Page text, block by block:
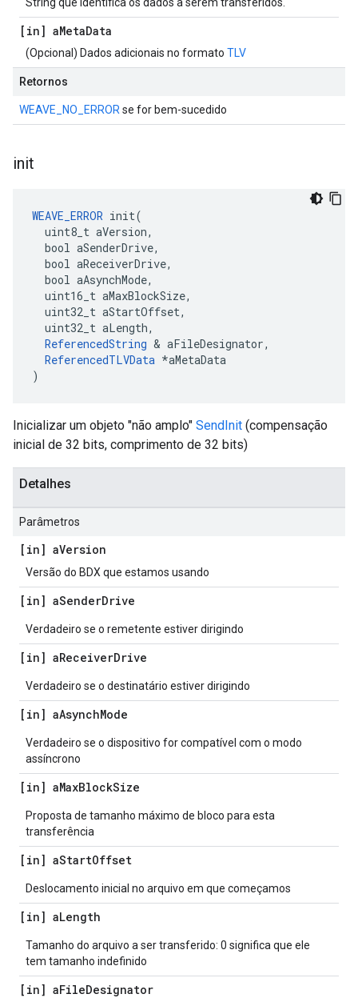
[in] aMetaData
(Opcional) Dados adicionais no formato TLV
Retornos
WEAVE_NO_ERROR se for bem-sucedido
init
WEAVE_ERROR init(
  uint8_t aVersion,
  bool aSenderDrive,
  bool aReceiverDrive,
  bool aAsynchMode,
  uint16_t aMaxBlockSize,
  uint32_t aStartOffset,
  uint32_t aLength,
ReferencedString & aFileDesignator,
ReferencedTLVData *aMetaData
)
Inicializar um objeto "não amplo" SendInit (compensação
inicial de 32 bits, comprimento de 32 bits)
Detalhes
Parâmetros
[in] aVersion
Versão do BDX que estamos usando
[in] aSenderDrive
Verdadeiro se o remetente estiver dirigindo
[in] aReceiverDrive
Verdadeiro se o destinatário estiver dirigindo
[in] aAsynchMode
Verdadeiro se o dispositivo for compatível com o modo
assíncrono
[in] aMaxBlockSize
Proposta de tamanho máximo de bloco para esta
transferência
[in] aStartOffset
Deslocamento inicial no arquivo em que começamos
[in] aLength
Tamanho do arquivo a ser transferido: 0 significa que ele
tem tamanho indefinido
[in] aFileDesignator